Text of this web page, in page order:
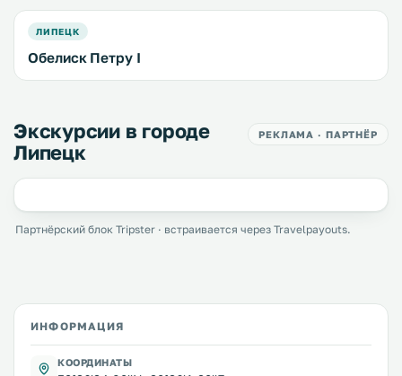
ЛИПЕЦК
Обелиск Петру I
Экскурсии в городе
Липецк
РЕКЛАМА · ПАРТНЁР
Партнёрский блок Tripster · встраивается через Travelpayouts.
ИНФОРМАЦИЯ
КООРДИНАТЫ